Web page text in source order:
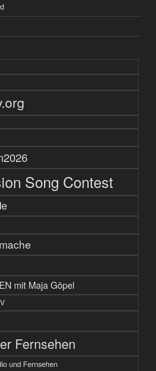
Song Contest
mit Maja Göpel
Fernsehen
und Fernsehen